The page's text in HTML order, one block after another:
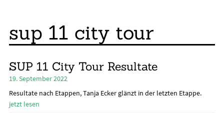
SUP-Events
Ratgeber
Das Magazin
Stand Up Magazin TV
sup 11 city tour
SUP 11 City Tour Resultate
19. September 2022
Resultate nach Etappen, Tanja Ecker glänzt in der letzten Etappe.
jetzt lesen